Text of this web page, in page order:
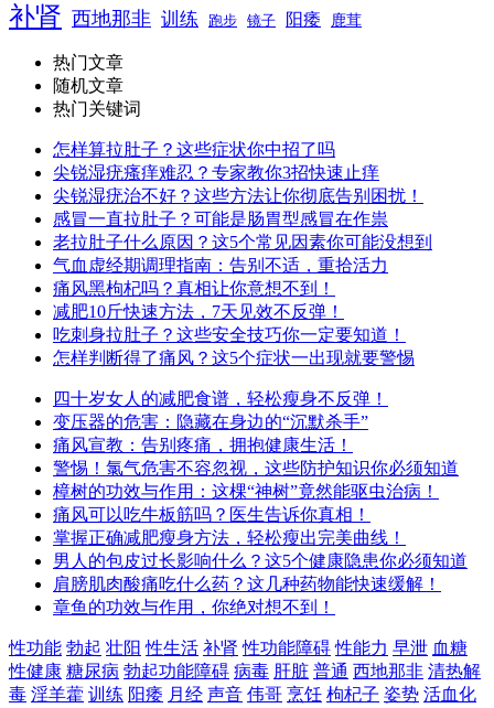
补肾 西地那非 训练 跑步 镜子 阳痿 鹿茸
热门文章
随机文章
热门关键词
怎样算拉肚子？这些症状你中招了吗
尖锐湿疣瘙痒难忍？专家教你3招快速止痒
尖锐湿疣治不好？这些方法让你彻底告别困扰！
感冒一直拉肚子？可能是肠胃型感冒在作祟
老拉肚子什么原因？这5个常见因素你可能没想到
气血虚经期调理指南：告别不适，重拾活力
痛风黑枸杞吗？真相让你意想不到！
减肥10斤快速方法，7天见效不反弹！
吃刺身拉肚子？这些安全技巧你一定要知道！
怎样判断得了痛风？这5个症状一出现就要警惕
四十岁女人的减肥食谱，轻松瘦身不反弹！
变压器的危害：隐藏在身边的“沉默杀手”
痛风宣教：告别疼痛，拥抱健康生活！
警惕！氯气危害不容忽视，这些防护知识你必须知道
樟树的功效与作用：这棵“神树”竟然能驱虫治病！
痛风可以吃牛板筋吗？医生告诉你真相！
掌握正确减肥瘦身方法，轻松瘦出完美曲线！
男人的包皮过长影响什么？这5个健康隐患你必须知道
肩膀肌肉酸痛吃什么药？这几种药物能快速缓解！
章鱼的功效与作用，你绝对想不到！
性功能 勃起 壮阳 性生活 补肾 性功能障碍 性能力 早泄 血糖
性健康 糖尿病 勃起功能障碍 病毒 肝脏 普通 西地那非 清热解
毒 淫羊藿 训练 阳痿 月经 声音 伟哥 烹饪 枸杞子 姿势 活血化